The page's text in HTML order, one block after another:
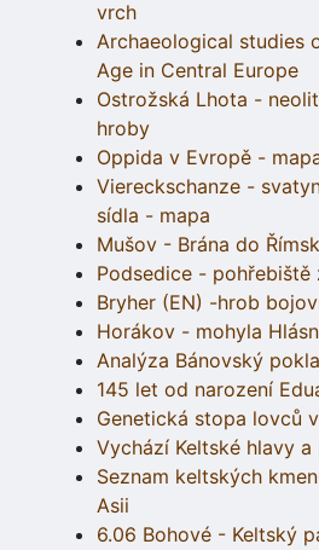
vrch
Archaeological studies
Age in Central Europe
Ostrožská Lhota -
hroby
Oppida v Evropě -
Viereckschanze -
sídla - mapa
Mušov - Brána do
Podsedice -
Bryher (EN) -hrob
Horákov - mohyla
Analýza Bánovský
145 let od narození
Genetická stopa lovců
Vychází Keltské hlavy
Seznam keltských
Asii
6.06 Bohové - Keltský